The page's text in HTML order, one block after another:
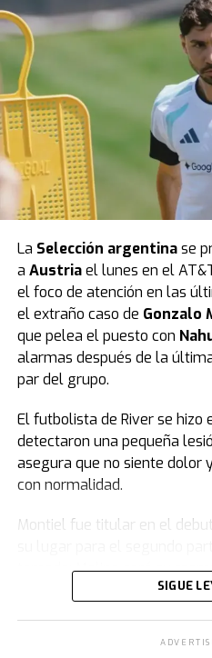
La Selección argentinase
a Austriael lunes en el
el foco de atención en las
el extraño caso de Gonzalo
que pelea el puesto con
alarmas después de la
par del grupo.
El futbolista de River se hizo
detectaron una pequeña
asegura que no siente dolor
con normalidad.
Montiel fue titular en el
tomada: Molina será su
derecho frente a Austria. El
SIGUE